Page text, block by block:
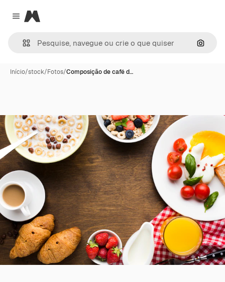
Close menu
Magnific
Início/stock/Fotos/Composição de café d…